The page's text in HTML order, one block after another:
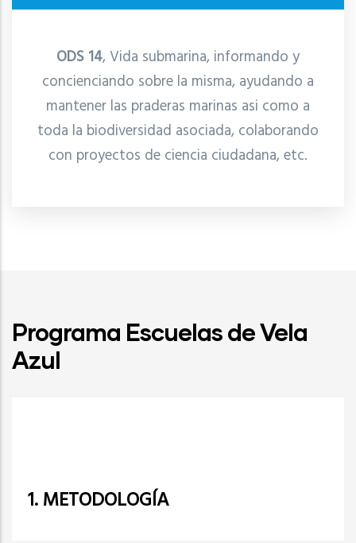
ODS 14, Vida submarina, informando y
concienciando sobre la misma, ayudando a
mantener las praderas marinas asi como a
toda la biodiversidad asociada, colaborando
con proyectos de ciencia ciudadana, etc.
Programa Escuelas de Vela
Azul
1. METODOLOGÍA